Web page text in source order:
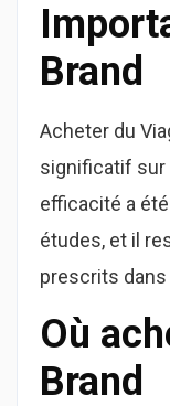
Brand
Acheter du
significatif sur
efficacité a
études, et il
prescrits
Où
Brand